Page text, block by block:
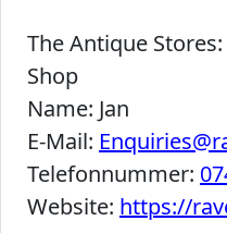
The Antique Stores:
Shop
Name: Jan
E-Mail:
Telefonnummer:
Website: https://